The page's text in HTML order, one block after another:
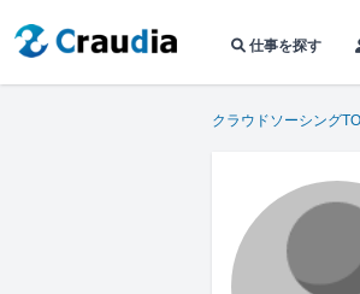
仕事を探す
クラウドソーシング